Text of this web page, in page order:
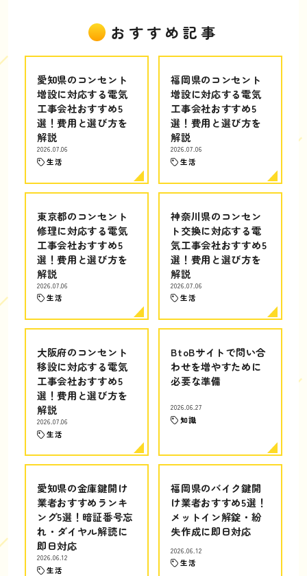
おすすめ記事
愛知県のコンセント
増設に対応する電気
工事会社おすすめ5
選！費用と選び方を
解説
2026.07.06
生活
福岡県のコンセント
増設に対応する電気
工事会社おすすめ5
選！費用と選び方を
解説
2026.07.06
生活
東京都のコンセント
修理に対応する電気
工事会社おすすめ5
選！費用と選び方を
解説
2026.07.06
生活
神奈川県のコンセン
ト交換に対応する電
気工事会社おすすめ5
選！費用と選び方を
解説
2026.07.06
生活
大阪府のコンセント
移設に対応する電気
工事会社おすすめ5
選！費用と選び方を
解説
2026.07.06
生活
BtoBサイトで問い合
わせを増やすために
必要な準備
2026.06.27
知識
愛知県の金庫鍵開け
業者おすすめランキ
ング5選！暗証番号忘
れ・ダイヤル解読に
即日対応
2026.06.12
生活
福岡県のバイク鍵開
け業者おすすめ5選！
メットイン解錠・紛
失作成に即日対応
2026.06.12
生活